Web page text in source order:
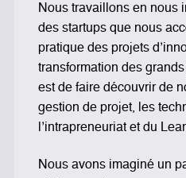
Nous travaillons en nous
des startups que nous
pratique des projets
transformation des
est de faire découvrir de
gestion de projet, les
l’intrapreneuriat et du
Nous avons imaginé un